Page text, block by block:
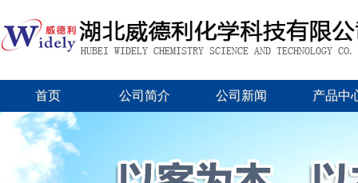
首页 公司简介 公司新闻 产品中